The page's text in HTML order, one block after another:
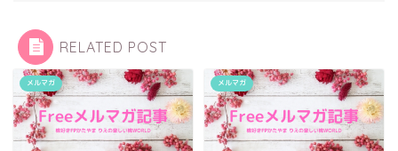
RELATED POST
メルマガ メルマガ